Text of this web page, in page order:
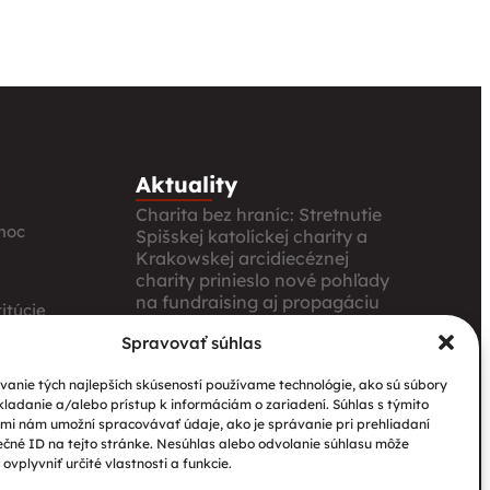
Spravovať súhlas
tých najlepších skúseností používame technológie, ako sú súbory
a/alebo prístup k informáciám o zariadení. Súhlas s týmito
nám umožní spracovávať údaje, ako je správanie pri prehliadaní
ID na tejto stránke. Nesúhlas alebo odvolanie súhlasu môže
určité vlastnosti a funkcie.
Aktuality
Charita bez hraníc: Stretnutie
Spišskej katolíckej charity a
Krakowskej arcidiecéznej
charity prinieslo nové pohľady
na fundraising aj propagáciu
Nové petangové ihrisko
prináša seniorom radosť,
pohyb a komunitu
Národný projekt „Integrácia
štátnych príslušníkov tretích
krajín vrátane migrantov“